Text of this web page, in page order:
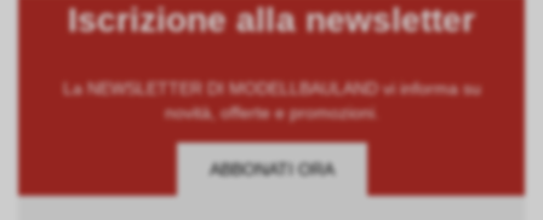
Iscrizione alla newsletter
La NEWSLETTER DI MODELLBAULAND vi informa su
novità, offerte e promozioni.
ABBONATI ORA